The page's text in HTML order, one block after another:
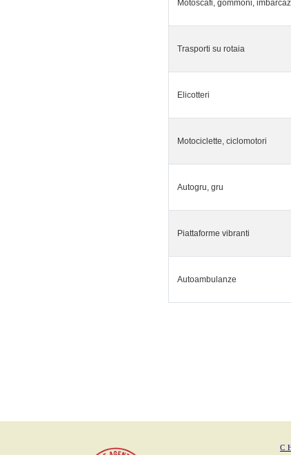
Motoscafi, gommoni,
Trasporti su rotaia
Elicotteri
Motociclette, ciclomotori
Autogru, gru
Piattaforme vibranti
Autoambulanze